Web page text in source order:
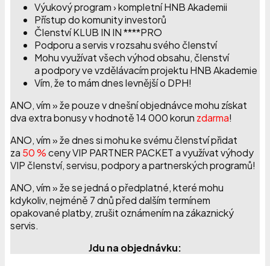
Výukový program › kompletní HNB Akademii
Přístup do komunity investorů
Členství KLUB IN IN ****PRO
Podporu a servis v rozsahu svého členství
Mohu využívat všech výhod obsahu, členství
a podpory ve vzdělávacím projektu HNB Akademie
Vím, že to mám dnes levnější o DPH!
ANO, vím » že pouze v dnešní objednávce mohu získat
dva extra bonusy v hodnotě 14 000 korun zdarma!
ANO, vím » že dnes si mohu ke svému členství přidat
za 50 %ceny VIP PARTNER PACKET a využívat výhody
VIP členství, servisu, podpory a partnerských programů!
ANO, vím » že se jedná o předplatné, které mohu
kdykoliv, nejméně 7 dnů před dalším termínem
opakované platby, zrušit oznámením na zákaznický
servis.
Jdu na objednávku: